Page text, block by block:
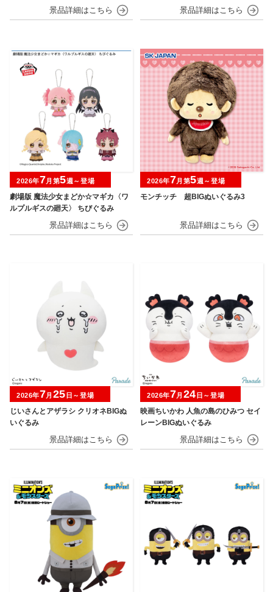
劇場版 魔法少女まどか☆マギカ〈ワ
ルプルギスの廻天〉 ちびぐるみ
2026年7月第5週～登場
モンチッチ 超BIGぬいぐるみ3
2026年7月第5週～登場
じいさんとアザラシ クリオネBIGぬ
いぐるみ
2026年7月 25 日～登場
映画ちいかわ 人魚の島のひみつ セイ
レーンBIGぬいぐるみ
2026年7月 24 日～登場